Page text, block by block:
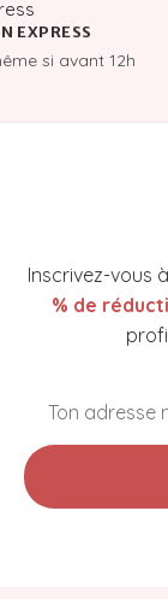
EXPRESS
si avant 12h
Inscrivez-vous
% de